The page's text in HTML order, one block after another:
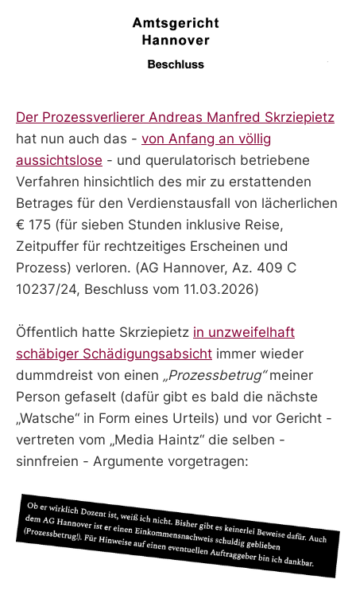
Der Prozessverlierer Andreas Manfred Skrziepietz
hat nun auch das - von Anfang an völlig
aussichtslose - und querulatorisch betriebene
Verfahren hinsichtlich des mir zu erstattenden
Betrages für den Verdienstausfall von lächerlichen
€ 175 (für sieben Stunden inklusive Reise,
Zeitpuffer für rechtzeitiges Erscheinen und
Prozess) verloren. (AG Hannover, Az. 409 C
10237/24, Beschluss vom 11.03.2026)
Öffentlich hatte Skrziepietz in unzweifelhaft
schäbiger Schädigungsabsicht immer wieder
dummdreist von einen „Prozessbetrug“meiner
Person gefaselt (dafür gibt es bald die nächste
„Watsche“ in Form eines Urteils) und vor Gericht -
vertreten vom „Media Haintz“ die selben -
sinnfreien - Argumente vorgetragen: